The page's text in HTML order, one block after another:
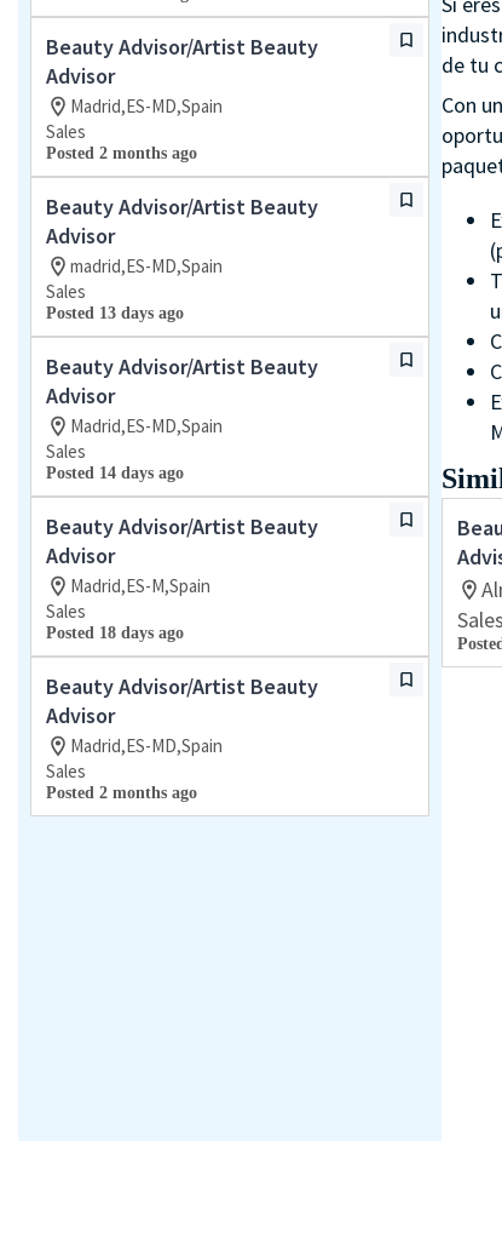
Beauty Advisor/Artist Beauty
Advisor
Madrid,ES-MD,Spain
Sales
Posted 2 months ago
Beauty Advisor/Artist Beauty
Advisor
madrid,ES-MD,Spain
Sales
Posted 13 days ago
Beauty Advisor/Artist Beauty
Advisor
Madrid,ES-MD,Spain
Sales
Posted 14 days ago
Beauty Advisor/Artist Beauty
Advisor
Madrid,ES-M,Spain
Sales
Posted 18 days ago
Beauty Advisor/Artist Beauty
Advisor
Madrid,ES-MD,Spain
Sales
Posted 2 months ago
de tu
Con
Sales